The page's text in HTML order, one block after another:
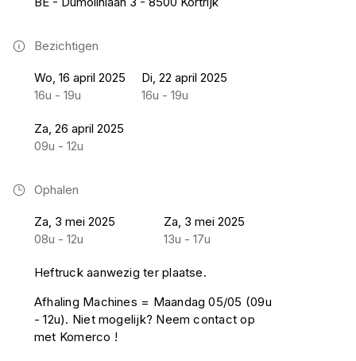
Bezichtigen
Wo, 16 april 2025
16u - 19u
Di, 22 april 2025
16u - 19u
Za, 26 april 2025
09u - 12u
Ophalen
Za, 3 mei 2025
08u - 12u
Za, 3 mei 2025
13u - 17u
Heftruck aanwezig ter plaatse.
Afhaling Machines = Maandag 05/05 (09u
- 12u). Niet mogelijk? Neem contact op
met Komerco !